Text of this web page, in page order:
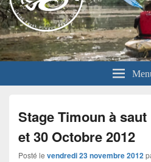
Stage Timoun à
et 30 Octobre 2012
Posté le vendredi 23 novembre 2012